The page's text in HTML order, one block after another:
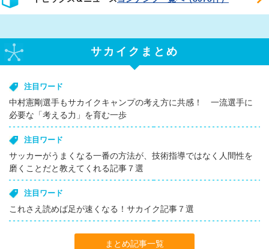
サカイクまとめ
注目ワード
中村憲剛選手もサカイクキャンプの考え方に共感！ 一流選手に
必要な「考える力」を育む一歩
注目ワード
サッカーがうまくなる一番の方法が、技術指導ではなく人間性を
磨くことだと教えてくれる記事７選
注目ワード
これさえ読めば足が速くなる！サカイク記事７選
まとめ記事一覧